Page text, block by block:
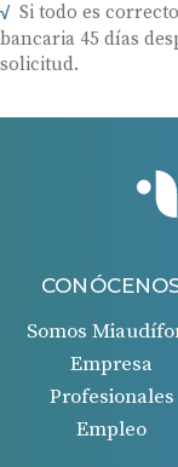
Si todo es
bancaria 45 días
solicitud.
Somos
Empresa
Profesionales
Empleo